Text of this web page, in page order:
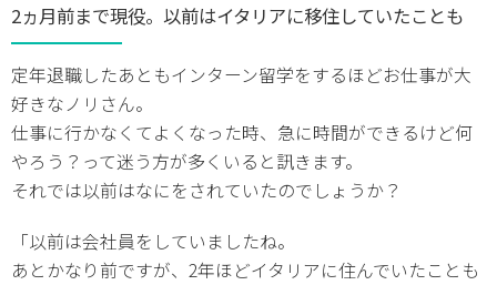
2ヵ月前まで現役。以前はイタリアに移住していたことも
定年退職したあともインターン留学をするほどお仕事が大
好きなノリさん。
仕事に行かなくてよくなった時、急に時間ができるけど何
やろう？って迷う方が多くいると訊きます。
それでは以前はなにをされていたのでしょうか？
「以前は会社員をしていましたね。
あとかなり前ですが、2年ほどイタリアに住んでいたことも